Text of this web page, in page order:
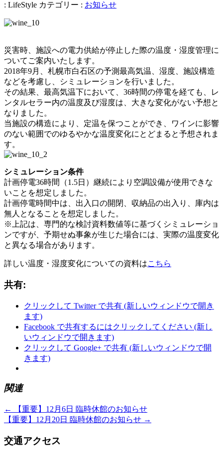
: LifeStyle カテゴリー : お知らせ
災害時、施設への電力供給が停止した際の温度・湿度管理に
ついてご案内いたします。
2018年9月、札幌市白石区の予測最高気温、湿度、施設構造
などを考慮し、シミュレーションを行いました。
その結果、最高気温下において、36時間の停電を経ても、レ
ンタルセラー内の温度及び湿度は、大きな変化がない予想と
なりました。
当施設の構造により、定温を保つことができ、ワインに影響
のない範囲でのゆるやかな温度変化にとどまると予想されま
す。
シミュレーション条件
計画停電36時間（1.5日）継続により空調設備が使用できな
いことを想定しました。
計画停電時間中は、出入口の開閉、収納品の出入り、庫内は
無人となることを想定しました。
※上記は、専門的な検討資料数値等に基づくシミュレーショ
ンですが、予期せぬ事象が生じた場合には、実際の温度変化
と異なる場合があります。
詳しい温度・湿度変化についての資料はこちら
共有:
クリックして Twitter で共有 (新しいウィンドウで開き
ます)
Facebook で共有するにはクリックしてください (新し
いウィンドウで開きます)
クリックして Google+ で共有 (新しいウィンドウで開
きます)
関連
←
【重要】12月6日 臨時休館のお知らせ
【重要】12月20日 臨時休館のお知らせ →
交通アクセス